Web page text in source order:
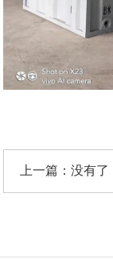
上一篇：没有了